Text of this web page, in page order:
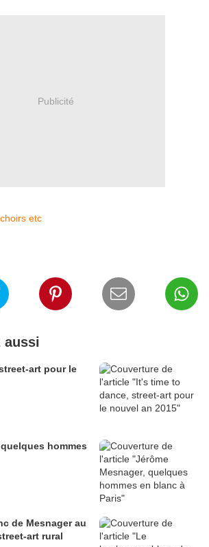
Publicité
etc
aussi
art pour le
hommes
de Mesnager au
art rural